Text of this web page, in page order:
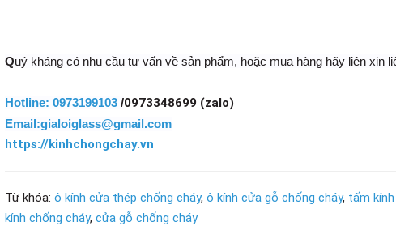
Quý kháng có nhu cầu tư vấn về sản phẩm, hoặc mua hàng hãy liên xin
Hotline: 0973199103 /0973348699 (zalo)
Email:gialoiglass@gmail.com
https://kinhchongchay.vn
Từ khóa: ô kính cửa thép chống cháy, ô kính cửa gỗ chống cháy, tấm
kính chống cháy, cửa gỗ chống cháy